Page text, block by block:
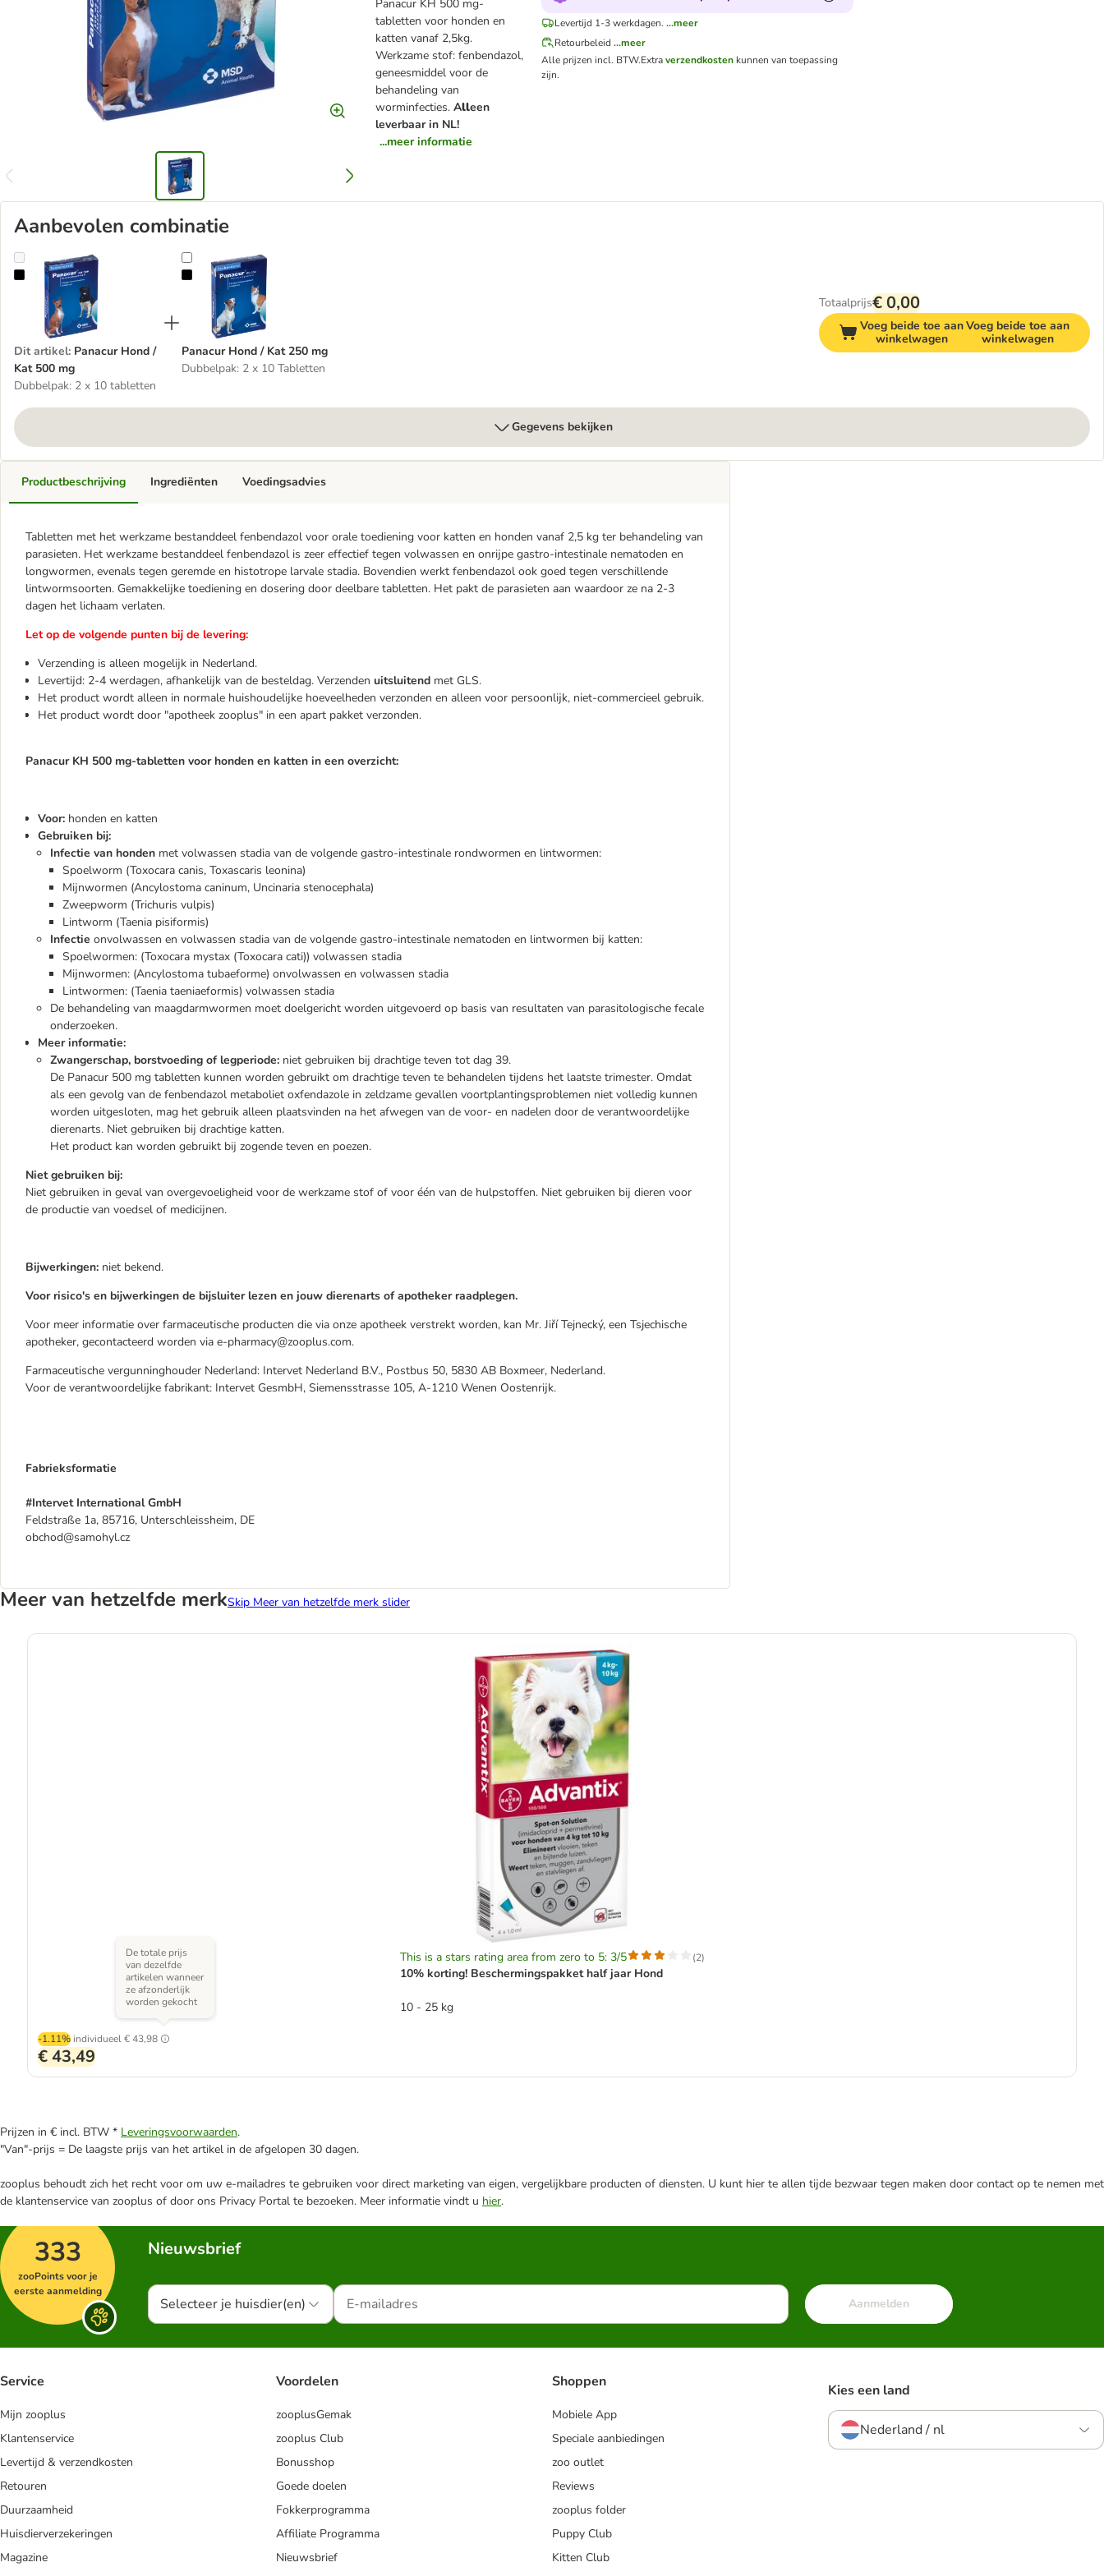
Panacur KH 500 mg-
tabletten voor honden en
katten vanaf 2,5kg.
Werkzame stof: fenbendazol,
geneesmiddel voor de
behandeling van
worminfecties. Alleen
leverbaar in NL!
...meer informatie
Levertijd 1-3 werkdagen. ...meer
Retourbeleid ...meer
Alle prijzen incl. BTW.Extraverzendkosten kunnen van toepassing
zijn.
Aanbevolen combinatie
Panacur Hond / Kat 500 mg
Dit artikel: Panacur Hond /
Kat 500 mg
Dubbelpak: 2 x 10 tabletten
Panacur Hond / Kat 250 mg
Panacur Hond / Kat 250 mg
Dubbelpak: 2 x 10 Tabletten
Totaalprijs€ 0,00
Voeg beide toe aan
winkelwagen
Voeg beide toe aan
winkelwagen
Gegevens bekijken
Productbeschrijving
Tabletten met het werkzame bestanddeel fenbendazol voor orale toediening voor katten en honden vanaf 2,5 kg ter behandeling van
parasieten. Het werkzame bestanddeel fenbendazol is zeer effectief tegen volwassen en onrijpe gastro-intestinale nematoden en
longwormen, evenals tegen geremde en histotrope larvale stadia. Bovendien werkt fenbendazol ook goed tegen verschillende
lintwormsoorten. Gemakkelijke toediening en dosering door deelbare tabletten. Het pakt de parasieten aan waardoor ze na 2-3
dagen het lichaam verlaten.
Let op de volgende punten bij de levering:
Verzending is alleen mogelijk in Nederland.
Levertijd: 2-4 werdagen, afhankelijk van de besteldag. Verzenden uitsluitend met GLS.
Het product wordt alleen in normale huishoudelijke hoeveelheden verzonden en alleen voor persoonlijk, niet-commercieel gebruik.
Het product wordt door "apotheek zooplus" in een apart pakket verzonden.
Panacur KH 500 mg-tabletten voor honden en katten in een overzicht:
Voor: honden en katten
Gebruiken bij:
Infectie van honden met volwassen stadia van de volgende gastro-intestinale rondwormen en lintwormen:
Spoelworm (Toxocara canis, Toxascaris leonina)
Mijnwormen (Ancylostoma caninum, Uncinaria stenocephala)
Zweepworm (Trichuris vulpis)
Lintworm (Taenia pisiformis)
Infectie onvolwassen en volwassen stadia van de volgende gastro-intestinale nematoden en lintwormen bij katten:
Spoelwormen: (Toxocara mystax (Toxocara cati)) volwassen stadia
Mijnwormen: (Ancylostoma tubaeforme) onvolwassen en volwassen stadia
Lintwormen: (Taenia taeniaeformis) volwassen stadia
De behandeling van maagdarmwormen moet doelgericht worden uitgevoerd op basis van resultaten van parasitologische fecale
onderzoeken.
Meer informatie:
Zwangerschap, borstvoeding of legperiode: niet gebruiken bij drachtige teven tot dag 39.
De Panacur 500 mg tabletten kunnen worden gebruikt om drachtige teven te behandelen tijdens het laatste trimester. Omdat
als een gevolg van de fenbendazol metaboliet oxfendazole in zeldzame gevallen voortplantingsproblemen niet volledig kunnen
worden uitgesloten, mag het gebruik alleen plaatsvinden na het afwegen van de voor- en nadelen door de verantwoordelijke
dierenarts. Niet gebruiken bij drachtige katten.
Het product kan worden gebruikt bij zogende teven en poezen.
Niet gebruiken bij:
Niet gebruiken in geval van overgevoeligheid voor de werkzame stof of voor één van de hulpstoffen. Niet gebruiken bij dieren voor
de productie van voedsel of medicijnen.
Bijwerkingen: niet bekend.
Voor risico's en bijwerkingen de bijsluiter lezen en jouw dierenarts of apotheker raadplegen.
Voor meer informatie over farmaceutische producten die via onze apotheek verstrekt worden, kan Mr. Jiří Tejnecký, een Tsjechische
apotheker, gecontacteerd worden via e-pharmacy@zooplus.com.
Farmaceutische vergunninghouder Nederland: Intervet Nederland B.V., Postbus 50, 5830 AB Boxmeer, Nederland.
Voor de verantwoordelijke fabrikant: Intervet GesmbH, Siemensstrasse 105, A-1210 Wenen Oostenrijk.
Fabrieksformatie
#Intervet International GmbH
Feldstraße 1a, 85716, Unterschleissheim, DE
obchod@samohyl.cz
Ingrediënten Voedingsadvies
Meer van hetzelfde merkSkip Meer van hetzelfde merk slider
This is a stars rating area from zero to 5: 3/5 (2)
10% korting! Beschermingspakket half jaar Hond
10 - 25 kg
-1.11% individueel€ 43,98
De totale prijs
van dezelfde
artikelen wanneer
ze afzonderlijk
worden gekocht
€ 43,49
Prijzen in € incl. BTW * Leveringsvoorwaarden.
"Van"-prijs = De laagste prijs van het artikel in de afgelopen 30 dagen.
zooplus behoudt zich het recht voor om uw e-mailadres te gebruiken voor direct marketing van eigen, vergelijkbare producten of diensten. U kunt hier te allen tijde bezwaar tegen maken door contact op te nemen met
de klantenservice van zooplus of door ons Privacy Portal te bezoeken. Meer informatie vindt u hier.
333
zooPoints voor je
eerste aanmelding
Nieuwsbrief
Selecteer je huisdier(en) Aanmelden
Service
Mijn zooplus
Klantenservice
Levertijd & verzendkosten
Retouren
Duurzaamheid
Huisdierverzekeringen
Magazine
Voordelen
zooplusGemak
zooplus Club
Bonusshop
Goede doelen
Fokkerprogramma
Affiliate Programma
Nieuwsbrief
Shoppen
Mobiele App
Speciale aanbiedingen
zoo outlet
Reviews
zooplus folder
Puppy Club
Kitten Club
Kies een land
Nederland / nl